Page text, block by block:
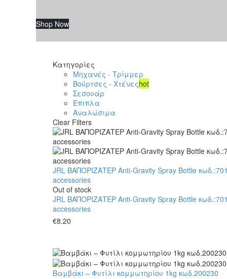
Shop Now
Κατηγορίες
Μηχανές - Τρίμμερ
Βούρτσες - Χτένεςhot
Σεσουάρ
Έπιπλα
Αναλώσιμα
Clear Filters
JRL ΒΑΠΟΡΙΖΑΤΕΡ Anti-Gravity Spray Bottle
accessories
Out of stock
JRL ΒΑΠΟΡΙΖΑΤΕΡ Anti-Gravity Spray Bottle
accessories
€8.20
Βαμβάκι – Φυτίλι κομμωτηρίου 1kg κωδ.200230